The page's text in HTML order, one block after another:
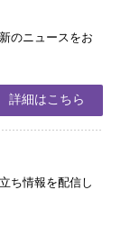
のニュースをお
詳細はこちら
ち情報を配信し